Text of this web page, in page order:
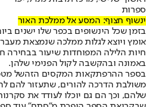
ספרות
ינשוף חצוף: המסע אל ממלכת האור
בזמן שכל הינשופים בכפר שלו ישנים
אומץ ויוצא לגלות ממלכה שנמצאת
חיות הלילה המפוחדות שיעור בבחירה
באמונה ובהקשבה לקול הפנימי שלהן.
בספר ההרפתקאות המקסים הזהשל
משולבת הדרכה להורים, שתעזור להם
שלהם, וכך הם גם יוכלו לעודד את